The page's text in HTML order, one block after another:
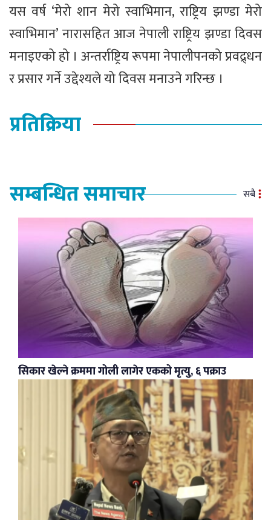
यस वर्ष ‘मेरो शान मेरो स्वाभिमान, राष्ट्रिय झण्डा मेरो
स्वाभिमान’ नारासहित आज नेपाली राष्ट्रिय झण्डा दिवस
मनाइएको हो । अन्तर्राष्ट्रिय रूपमा नेपालीपनको प्रवद्र्धन
र प्रसार गर्ने उद्देश्यले यो दिवस मनाउने गरिन्छ ।
प्रतिक्रिया
सम्बन्धित समाचार सबै
सिकार खेल्ने क्रममा गोली लागेर एकको मृत्यु, ६ पक्राउ